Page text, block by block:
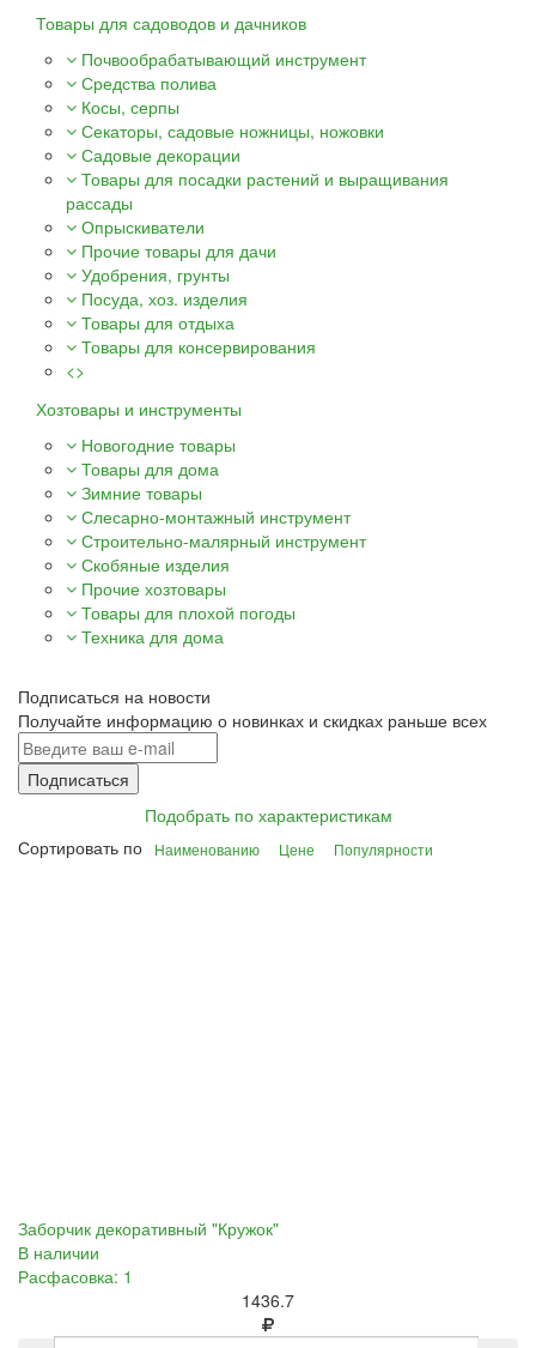
Товары для садоводов и дачников
Почвообрабатывающий инструмент
Средства полива
Косы, серпы
Секаторы, садовые ножницы, ножовки
Садовые декорации
Товары для посадки растений и выращивания
рассады
Опрыскиватели
Прочие товары для дачи
Удобрения, грунты
Посуда, хоз. изделия
Товары для отдыха
Товары для консервирования
<>
Хозтовары и инструменты
Новогодние товары
Товары для дома
Зимние товары
Слесарно-монтажный инструмент
Строительно-малярный инструмент
Скобяные изделия
Прочие хозтовары
Товары для плохой погоды
Техника для дома
Подписаться на новости
Получайте информацию о новинках и скидках раньше всех
Подписаться
Подобрать по характеристикам
Сортировать по
Наименованию Цене Популярности
Заборчик декоративный "Кружок"
В наличии
Расфасовка: 1
1436.7